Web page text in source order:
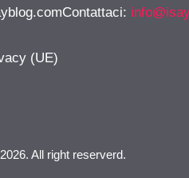
:
(UE)
All right reserverd.